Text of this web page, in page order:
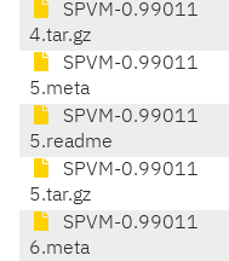
SPVM-0.99011
4.tar.gz
SPVM-0.99011
5.meta
SPVM-0.99011
5.readme
SPVM-0.99011
5.tar.gz
SPVM-0.99011
6.meta